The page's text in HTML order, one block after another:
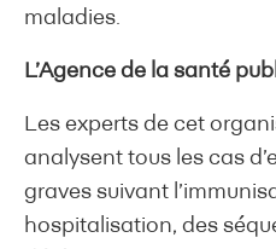
maladies.
L’Agence de la santé
Les experts de cet
analysent tous les cas
graves suivant
hospitalisation, des